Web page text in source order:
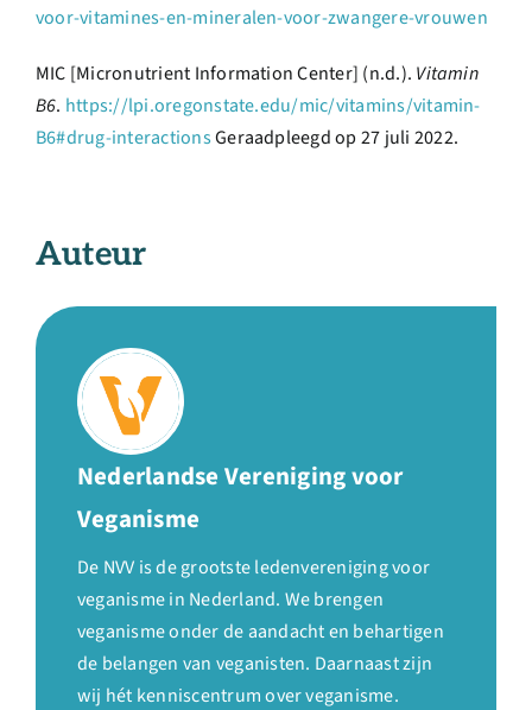
voor-vitamines-en-mineralen-voor-zwangere-vrouwen
MIC [Micronutrient Information Center] (n.d.). Vitamin
B6. https://lpi.oregonstate.edu/mic/vitamins/vitamin-
B6#drug-interactionsGeraadpleegd op 27 juli 2022.
Auteur
Nederlandse Vereniging voor
Veganisme
De NVV is de grootste ledenvereniging voor
veganisme in Nederland. We brengen
veganisme onder de aandacht en behartigen
de belangen van veganisten. Daarnaast zijn
wij hét kenniscentrum over veganisme.